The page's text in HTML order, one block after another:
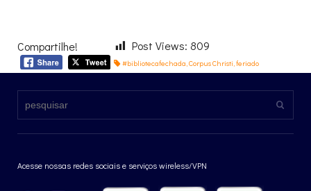
Compartilhe! Post Views: 809
#bibliotecafechada,Corpus Christi,feriado
Acesse nossas redes sociais e serviços wireless/VPN